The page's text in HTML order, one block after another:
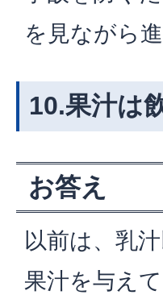
を見ながら
10.果汁は
お答え
以前は、乳
果汁を与え